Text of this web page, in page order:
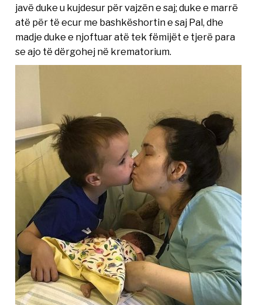
javë duke u kujdesur për vajzën e saj; duke e marrë
atë për të ecur me bashkëshortin e saj Pal, dhe
madje duke e njoftuar atë tek fëmijët e tjerë para
se ajo të dërgohej në krematorium.